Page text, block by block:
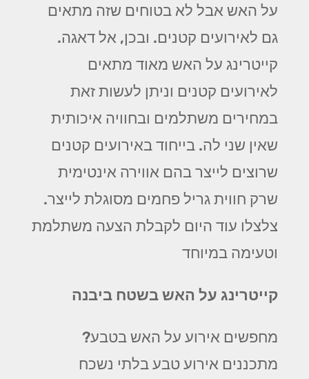
על האש אבל לא בטוחים שזה מתאים
גם לאירועים קטנים. ובכן, אל דאגה.
קייטרינג על האש מאוד מתאים
לאירועים קטנים וניתן לעשות זאת
במחירים משתלמים ובחוויה איכותית
שאין שני לה. בייחוד באירועים קטנים
שרוצים לייצר בהם אווירה אינטימית
שרק חווית גריל פחמים מסוגלת לייצר.
צלצלו עוד היום לקבלת הצעה משתלמת
וטעימה במיוחד
קייטרינג על האש בשטח ביבנה
מחפשים אירוע על האש בטבע?
מתכננים אירוע טבע בלתי נשכח